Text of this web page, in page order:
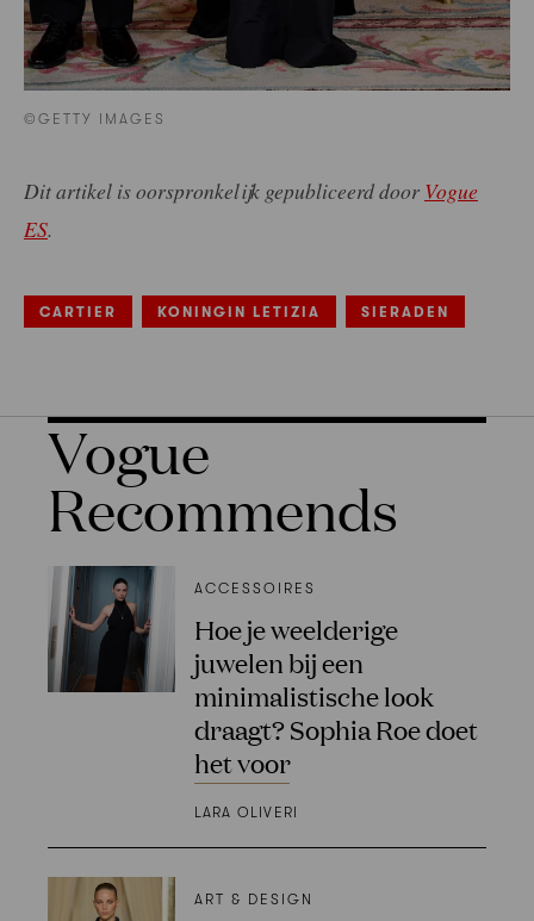
©GETTY IMAGES
Dit artikel is oorspronkelijk gepubliceerd door Vogue
ES.
CARTIER KONINGIN LETIZIA SIERADEN
Vogue
Recommends
ACCESSOIRES
Hoe je weelderige
juwelen bij een
minimalistische look
draagt? Sophia Roe doet
het voor
LARA OLIVERI
ART & DESIGN